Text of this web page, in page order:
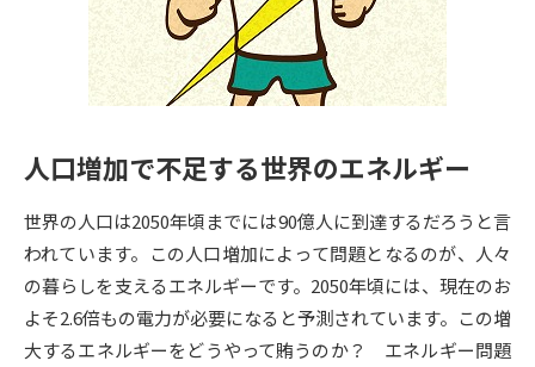
留学・進学関連、塾・予備校
大学入学共通テスト「受験案
内」の請求
大学入学共通テスト「受験上の
配慮案内」の請求
高等学校卒業程度認定試験
幼稚園教員資格認定試験 小学校教員資格認定試験
高等学校（情報）教員資格認定
試験
大学研究 大学検索
人口増加で不足する世界のエネルギー
世界の人口は2050年頃までには90億人に到達するだろうと言
われています。この人口増加によって問題となるのが、人々
の暮らしを支えるエネルギーです。2050年頃には、現在のお
よそ2.6倍もの電力が必要になると予測されています。この増
大するエネルギーをどうやって賄うのか？ エネルギー問題